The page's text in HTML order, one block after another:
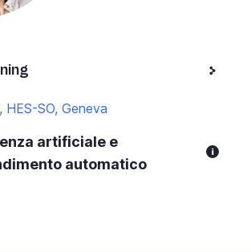
HES-SO, Geneva
artificiale e
automatico